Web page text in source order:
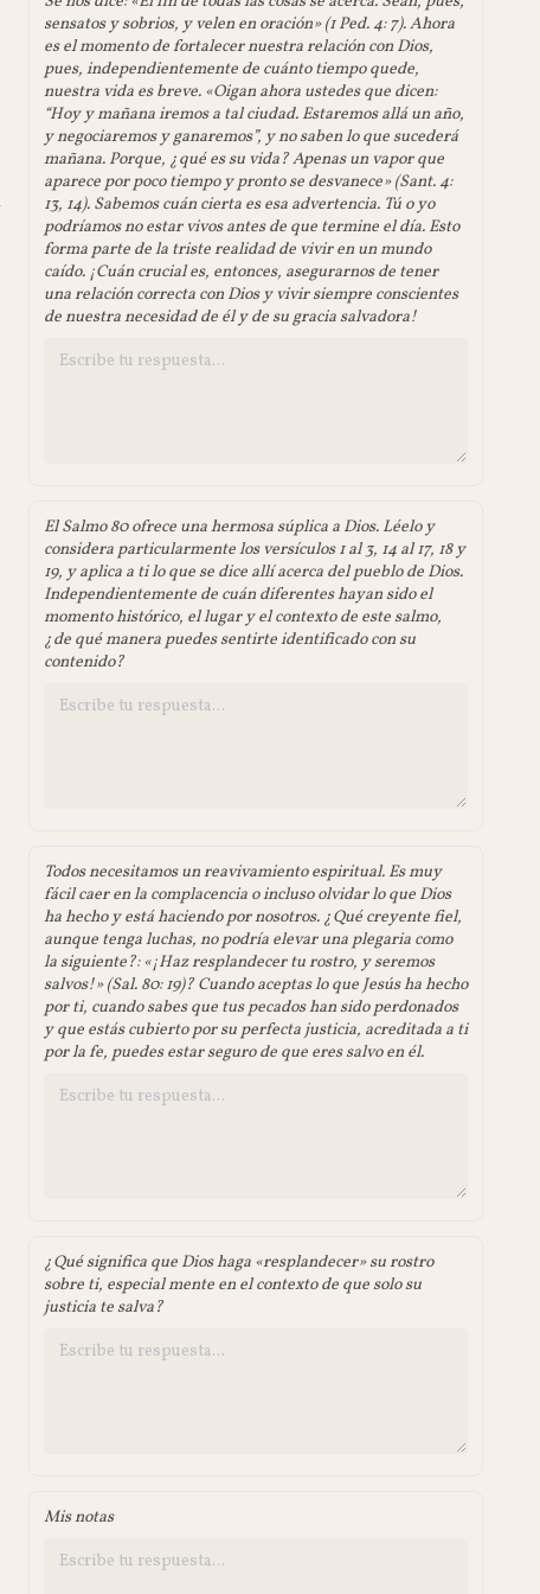
sensatos y sobrios, y velen en oración» (1 Ped. 4: 7). Ahora
es el momento de fortalecer nuestra relación con Dios,
pues, independientemente de cuánto tiempo quede,
nuestra vida es breve. «Oigan ahora ustedes que dicen:
“Hoy y mañana iremos a tal ciudad. Estaremos allá un año,
y negociaremos y ganaremos”, y no saben lo que sucederá
mañana. Porque, ¿qué es su vida? Apenas un vapor que
aparece por poco tiempo y pronto se desvanece» (Sant. 4:
13, 14). Sabemos cuán cierta es esa advertencia. Tú o yo
podríamos no estar vivos antes de que termine el día. Esto
forma parte de la triste realidad de vivir en un mundo
caído. ¡Cuán crucial es, entonces, asegurarnos de tener
una relación correcta con Dios y vivir siempre conscientes
de nuestra necesidad de él y de su gracia salvadora!
El Salmo 80 ofrece una hermosa súplica a Dios. Léelo y
considera particularmente los versículos 1 al 3, 14 al 17, 18 y
19, y aplica a ti lo que se dice allí acerca del pueblo de Dios.
Independientemente de cuán diferentes hayan sido el
momento histórico, el lugar y el contexto de este salmo,
¿de qué manera puedes sentirte identificado con su
contenido?
Todos necesitamos un reavivamiento espiritual. Es muy
fácil caer en la complacencia o incluso olvidar lo que Dios
ha hecho y está haciendo por nosotros. ¿Qué creyente fiel,
aunque tenga luchas, no podría elevar una plegaria como
la siguiente?: «¡Haz resplandecer tu rostro, y seremos
salvos!» (Sal. 80: 19)? Cuando aceptas lo que Jesús ha hecho
por ti, cuando sabes que tus pecados han sido perdonados
y que estás cubierto por su perfecta justicia, acreditada a ti
por la fe, puedes estar seguro de que eres salvo en él.
¿Qué significa que Dios haga «resplandecer» su rostro
sobre ti, especial mente en el contexto de que solo su
justicia te salva?
Mis notas